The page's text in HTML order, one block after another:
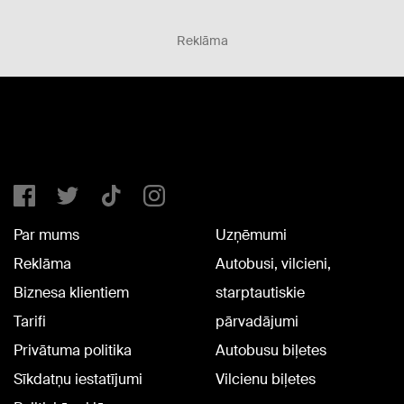
Reklāma
Par mums
Reklāma
Biznesa klientiem
Tarifi
Privātuma politika
Sīkdatņu iestatījumi
Uzņēmumi
Autobusi, vilcieni,
starptautiskie
pārvadājumi
Autobusu biļetes
Vilcienu biļetes